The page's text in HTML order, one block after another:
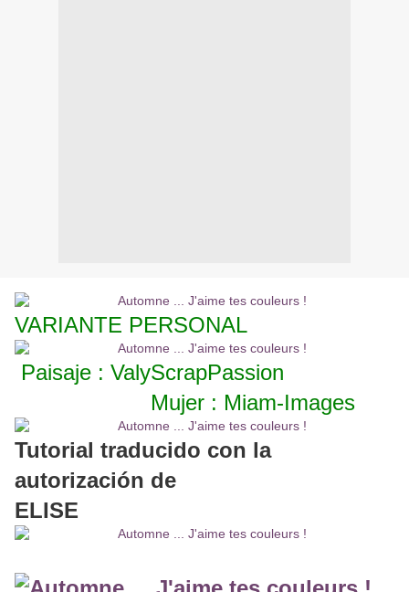
VARIANTE PERSONAL
Paisaje : ValyScrapPassion
Mujer : Miam-Images
Tutorial traducido con la
autorización de
ELISE